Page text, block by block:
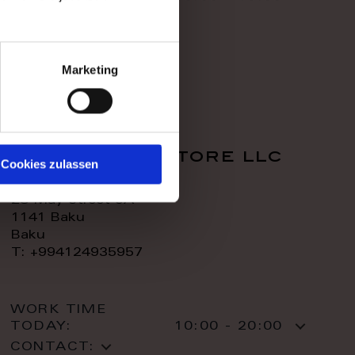
Marketing
Cookies zulassen
royal home store llc
28 May street 9A
1141 Baku
Baku
T: +994124935957
WORK TIME
TODAY:
10:00 - 20:00
CONTACT: